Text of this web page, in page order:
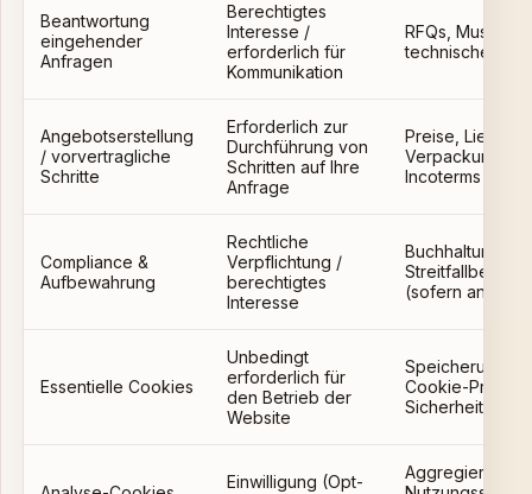
Beantwortung
eingehender
Anfragen
Berechtigtes
Interesse /
erforderlich für
Kommunikation
RFQs, Muster,
technische
Angebotserstellung
/ vorvertragliche
Schritte
Erforderlich zur
Durchführung von
Schritten auf Ihre
Anfrage
Preise,
Verpackung,
Incoterms
Compliance &
Aufbewahrung
Rechtliche
Verpflichtung /
berechtigtes
Interesse
Buchhaltung
(sofern
Essentielle Cookies
Unbedingt
erforderlich für
den Betrieb der
Website
Speicherung
Cookie-
Einwilligung (Opt-
Aggregierte